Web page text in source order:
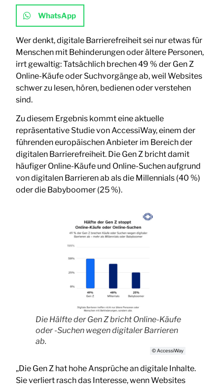
WhatsApp
Wer denkt, digitale Barrierefreiheit sei nur etwas für
Menschen mit Behinderungen oder ältere Personen,
irrt gewaltig: Tatsächlich brechen 49 % der Gen Z
Online-Käufe oder Suchvorgänge ab, weil Websites
schwer zu lesen, hören, bedienen oder verstehen
sind.
Zu diesem Ergebnis kommt eine aktuelle
repräsentative Studie von AccessiWay, einem der
führenden europäischen Anbieter im Bereich der
digitalen Barrierefreiheit. Die Gen Z bricht damit
häufiger Online-Käufe und Online-Suchen aufgrund
von digitalen Barrieren ab als die Millennials (40 %)
oder die Babyboomer (25 %).
Die Hälfte der Gen Z bricht Online-Käufe
oder -Suchen wegen digitaler Barrieren
ab.
© AccessiWay
„Die Gen Z hat hohe Ansprüche an digitale Inhalte.
Sie verliert rasch das Interesse, wenn Websites